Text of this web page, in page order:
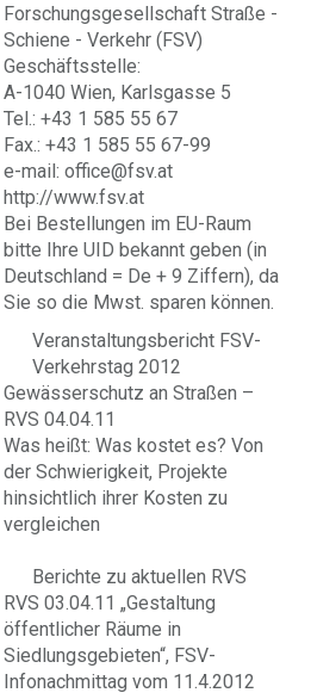
Forschungsgesellschaft Straße -
Schiene - Verkehr (FSV)
Geschäftsstelle:
A-1040 Wien, Karlsgasse 5
Tel.: +43 1 585 55 67
Fax.: +43 1 585 55 67-99
e-mail: office@fsv.at
http://www.fsv.at
Bei Bestellungen im EU-Raum
bitte Ihre UID bekannt geben (in
Deutschland = De + 9 Ziffern), da
Sie so die Mwst. sparen können.
Veranstaltungsbericht FSV-
Verkehrstag 2012
Gewässerschutz an Straßen –
RVS 04.04.11
Was heißt: Was kostet es? Von
der Schwierigkeit, Projekte
hinsichtlich ihrer Kosten zu
vergleichen
Berichte zu aktuellen RVS
RVS 03.04.11 „Gestaltung
öffentlicher Räume in
Siedlungsgebieten“, FSV-
Infonachmittag vom 11.4.2012